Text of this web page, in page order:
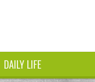
DAILY LIFE